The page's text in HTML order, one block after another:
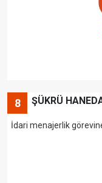
8 ŞÜKRÜ
İdari menajerlik